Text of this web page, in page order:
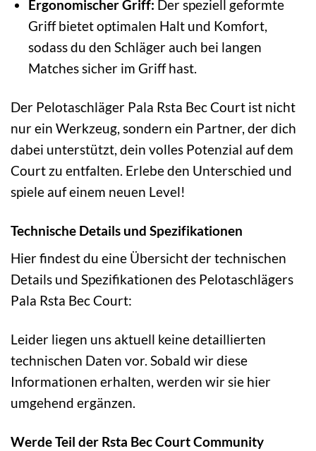
Ergonomischer Griff: Der speziell geformte
Griff bietet optimalen Halt und Komfort,
sodass du den Schläger auch bei langen
Matches sicher im Griff hast.
Der Pelotaschläger Pala Rsta Bec Court ist nicht
nur ein Werkzeug, sondern ein Partner, der dich
dabei unterstützt, dein volles Potenzial auf dem
Court zu entfalten. Erlebe den Unterschied und
spiele auf einem neuen Level!
Technische Details und Spezifikationen
Hier findest du eine Übersicht der technischen
Details und Spezifikationen des Pelotaschlägers
Pala Rsta Bec Court:
Leider liegen uns aktuell keine detaillierten
technischen Daten vor. Sobald wir diese
Informationen erhalten, werden wir sie hier
umgehend ergänzen.
Werde Teil der Rsta Bec Court Community